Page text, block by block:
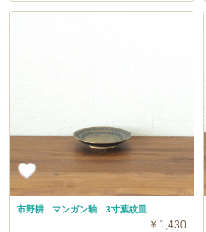
市野耕 マンガン釉 3寸葉紋皿
￥1,430